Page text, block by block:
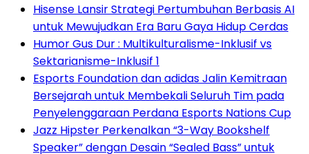
Hisense Lansir Strategi Pertumbuhan Berbasis AI
untuk Mewujudkan Era Baru Gaya Hidup Cerdas
Humor Gus Dur : Multikulturalisme-Inklusif vs
Sektarianisme-Inklusif 1
Esports Foundation dan adidas Jalin Kemitraan
Bersejarah untuk Membekali Seluruh Tim pada
Penyelenggaraan Perdana Esports Nations Cup
Jazz Hipster Perkenalkan “3-Way Bookshelf
Speaker” dengan Desain “Sealed Bass” untuk